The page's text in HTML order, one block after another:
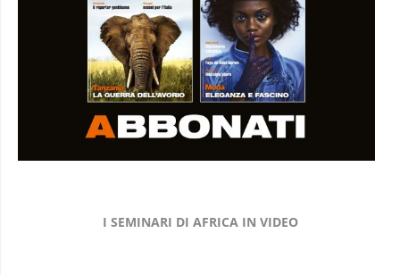
I SEMINARI DI AFRICA IN VIDEO